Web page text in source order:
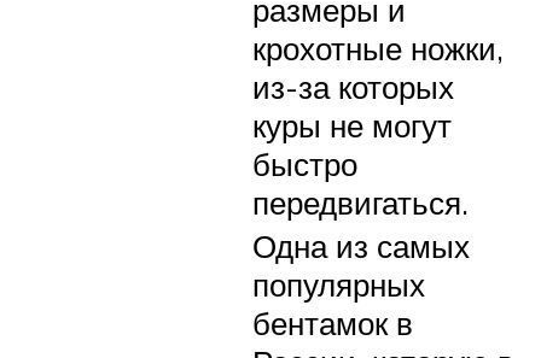
размеры и
крохотные ножки,
из-за которых
куры не могут
быстро
передвигаться.
Одна из самых
популярных
бентамок в